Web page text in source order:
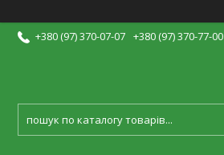
+380 (97) 370-07-07 +380 (97) 370-77-00